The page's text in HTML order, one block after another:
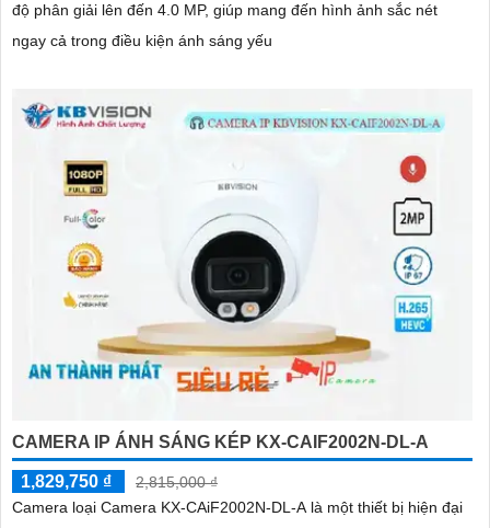
độ phân giải lên đến 4.0 MP, giúp mang đến hình ảnh sắc nét
ngay cả trong điều kiện ánh sáng yếu
CAMERA IP ÁNH SÁNG KÉP KX-CAIF2002N-DL-A
1,829,750 ₫
2,815,000 ₫
Camera loại Camera KX-CAiF2002N-DL-A là một thiết bị hiện đại